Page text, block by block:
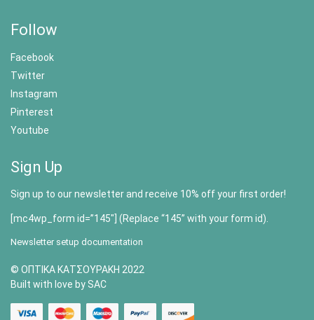
Follow
Facebook
Twitter
Instagram
Pinterest
Youtube
Sign Up
Sign up to our newsletter and receive 10% off your first order!
[mc4wp_form id=”145″] (Replace “145” with your form id).
Newsletter setup documentation
© ΟΠΤΙΚΑ ΚΑΤΣΟΥΡΑΚΗ 2022
Built with love by SAC